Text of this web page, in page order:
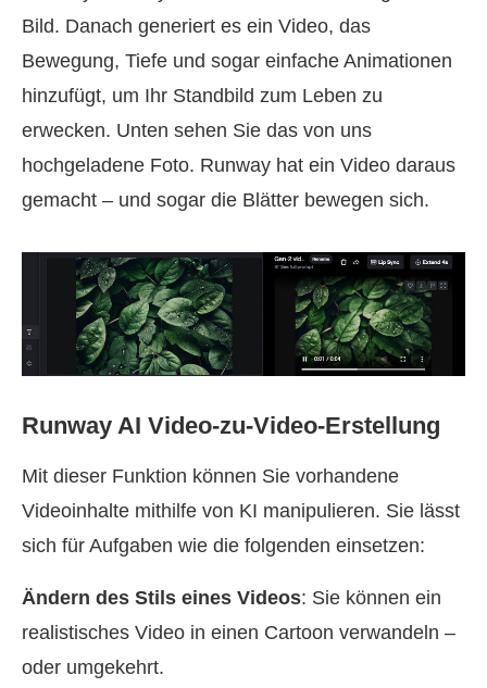
Bild. Danach generiert es ein Video, das
Bewegung, Tiefe und sogar einfache Animationen
hinzufügt, um Ihr Standbild zum Leben zu
erwecken. Unten sehen Sie das von uns
hochgeladene Foto. Runway hat ein Video daraus
gemacht – und sogar die Blätter bewegen sich.
Runway AI Video‑zu‑Video‑Erstellung
Mit dieser Funktion können Sie vorhandene
Videoinhalte mithilfe von KI manipulieren. Sie lässt
sich für Aufgaben wie die folgenden einsetzen:
Ändern des Stils eines Videos: Sie können ein
realistisches Video in einen Cartoon verwandeln –
oder umgekehrt.